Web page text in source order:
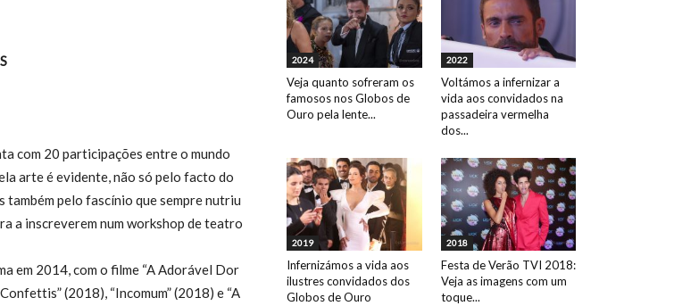
com 20 participações entre o mundo
arte é evidente, não só pelo facto do
também pelo fascínio que sempre nutriu
a inscreverem num workshop de teatro
em 2014, com o filme “A Adorável Dor
(2018), “Incomum” (2018) e “A
2024
Veja quanto sofreram os
famosos nos Globos de
Ouro pela lente...
2022
Voltámos a infernizar a
vida aos convidados na
passadeira vermelha
dos...
2019
Infernizámos a vida aos
ilustres convidados dos
Globos de Ouro
2018
Festa de Verão TVI 2018:
Veja as imagens com um
toque...